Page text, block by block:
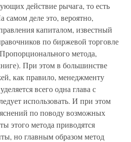
действие рычага, то есть
деле это, вероятно,
капиталом, известный
по биржевой торговле
метода,
При этом в большинстве
как правило, менеджменту
всего одна глава с
использовать. И при этом
по поводу возможных
этого метода приводятся
но главным образом метод